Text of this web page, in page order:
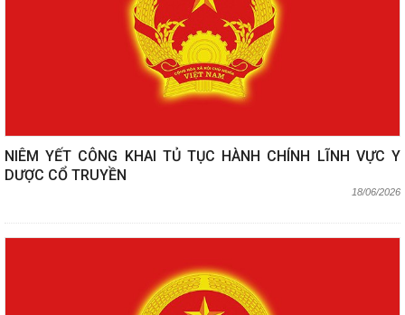
NIÊM YẾT CÔNG KHAI TỦ TỤC HÀNH CHÍNH LĨNH VỰC Y
DƯỢC CỔ TRUYỀN
18/06/2026